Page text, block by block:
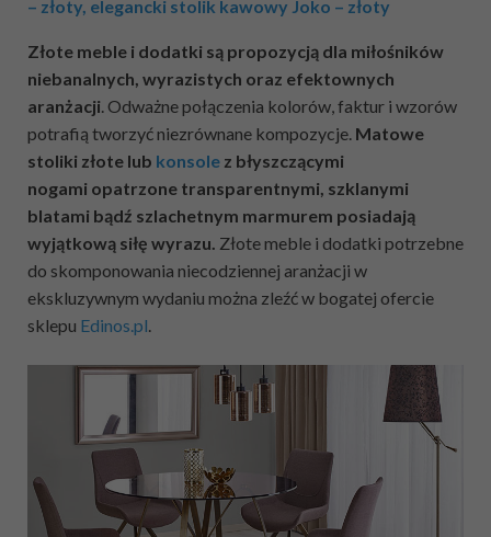
– złoty, elegancki stolik kawowy Joko – złoty
Złote meble i dodatki są propozycją dla miłośników
niebanalnych, wyrazistych oraz efektownych
aranżacji . Odważne połączenia kolorów, faktur i wzorów
potrafią tworzyć niezrównane kompozycje. Matowe
stoliki złote lub konsole z błyszczącymi
nogami opatrzone transparentnymi, szklanymi
blatami bądź szlachetnym marmurem posiadają
wyjątkową siłę wyrazu. Złote meble i dodatki potrzebne
do skomponowania niecodziennej aranżacji w
ekskluzywnym wydaniu można zleźć w bogatej ofercie
sklepu Edinos.pl